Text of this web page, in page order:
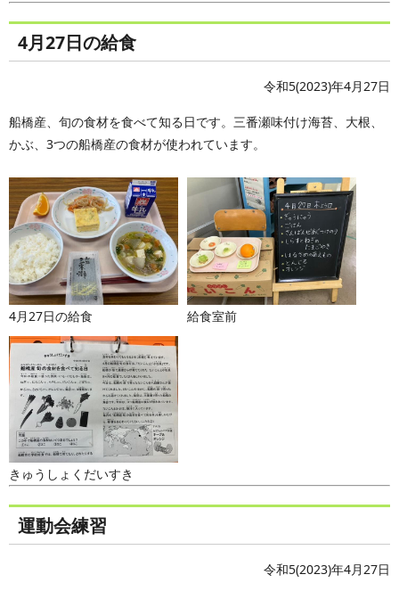
4月27日の給食
令和5(2023)年4月27日
船橋産、旬の食材を食べて知る日です。三番瀬味付け海苔、大根、
かぶ、3つの船橋産の食材が使われています。
4月27日の給食 給食室前
きゅうしょくだいすき
運動会練習
令和5(2023)年4月27日